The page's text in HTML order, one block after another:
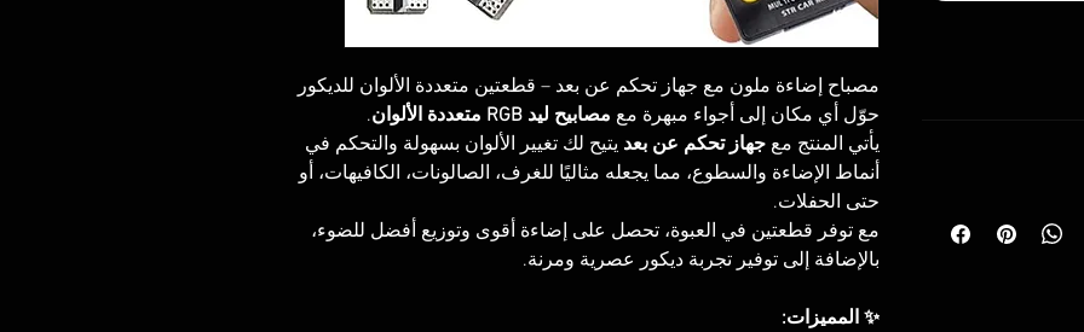
مصباح إضاءة ملون مع جهاز تحكم عن بعد – قطعتين متعددة الألوان للديكور
حوّل أي مكان إلى أجواء مبهرة مع مصابيح ليد RGB متعددة الألوان
.
يأتي المنتج مع جهاز تحكم عن بعد يتيح لك تغيير الألوان بسهولة والتحكم في
أنماط الإضاءة والسطوع، مما يجعله مثاليًا للغرف، الصالونات، الكافيهات، أو
حتى الحفلات.
مع توفر قطعتين في العبوة، تحصل على إضاءة أقوى وتوزيع أفضل للضوء،
بالإضافة إلى توفير تجربة ديكور عصرية ومرنة.
✨ المميزات:
وقت التوصيل المتوقع: من 2 إلى 10 أيام عمل داخل
وغير مستخدم.